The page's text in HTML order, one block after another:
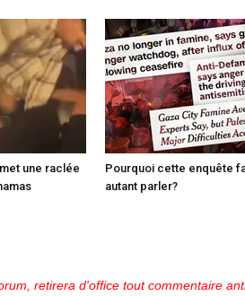
une raclée
Pourquoi cette enquête
autant parler?
retirera d'office tout commentaire